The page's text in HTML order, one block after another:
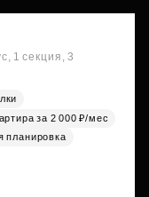
1 секция, 3
за 2 000 ₽/мес
планировка